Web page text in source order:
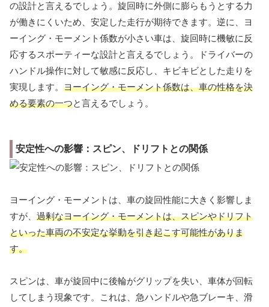
の設計と言えるでしょう。旋回時に外側に膨らもうとする力
が働きにくいため、安定した走行が期待できます。逆に、ヨ
ーイング・モーメント係数が小さい車は、旋回時に機敏に反
応するスポーティーな設計と言えるでしょう。ドライバーの
ハンドル操作に対して敏感に反応し、キビキビとした走りを
実現します。 ヨーイング・モーメント係数は、車の性格を決
める要素の一つと言えるでしょう。
安定性への影響：スピン、ドリフトとの関係
ヨーイング・モーメントは、車の旋回性能に大きく影響しま
すが、 過剰なヨーイング・モーメントは、スピンやドリフト
といった車両の不安定な挙動を引き起こす可能性がありま
す。
スピンは、車が旋回中に後輪がグリップを失い、車体が回転
してしまう現象です。これは、急ハンドルや急ブレーキ、滑